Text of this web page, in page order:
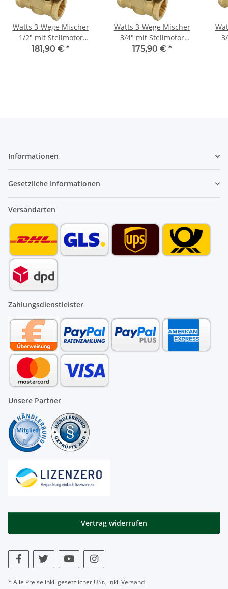
Watts 3-Wege Mischer
1/2" mit Stellmotor
Messing V3GB 15 Kvs 2,5
181,90 € *
Watts 3-Wege Mischer
3/4" mit Stellmotor
Messing V3GB 20 Kvs 4,0
175,90 € *
Informationen
Gesetzliche Informationen
Versandarten
Zahlungsdienstleister
Unsere Partner
Vertrag widerrufen
* Alle Preise inkl. gesetzlicher USt., inkl.Versand